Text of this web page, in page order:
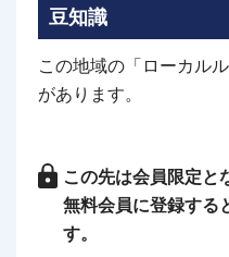
豆知識
この地域の「ローカル
があります。
この先は会員限定と
無料会員に登録する
す。